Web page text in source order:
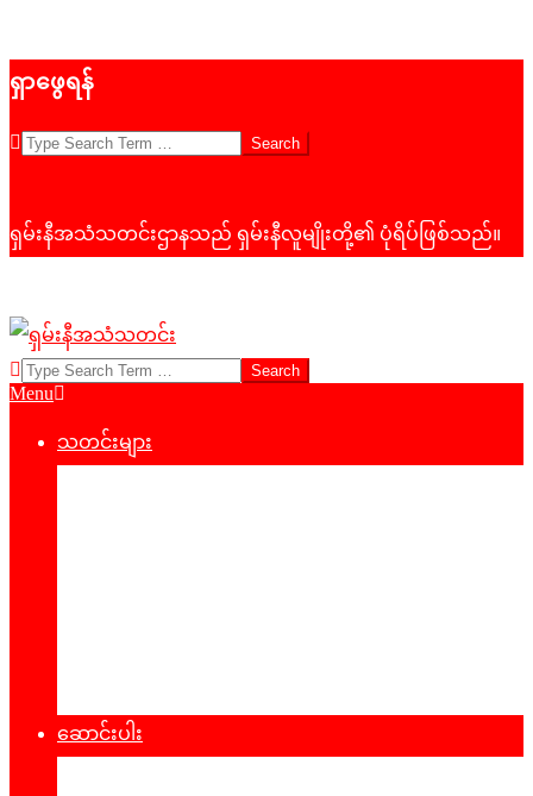
to
ရှာဖွေရန်
Search
ရှမ်းနီအသံသတင်းဌာနသည် ရှမ်းနီလူမျိုးတို့၏ ပုံရိပ်ဖြစ်သည်။
ရှမ်း
Search
Primary
Menu
သတင်းများ
ဆောင်းပါး